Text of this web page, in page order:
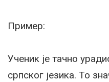
Пример:
Ученик је тачно
српског језика. То